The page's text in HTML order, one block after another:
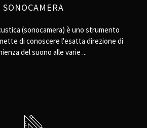
SONOCAMERA
(sonocamera) è uno strumento
di conoscere l'esatta direzione di
del suono alle varie ...